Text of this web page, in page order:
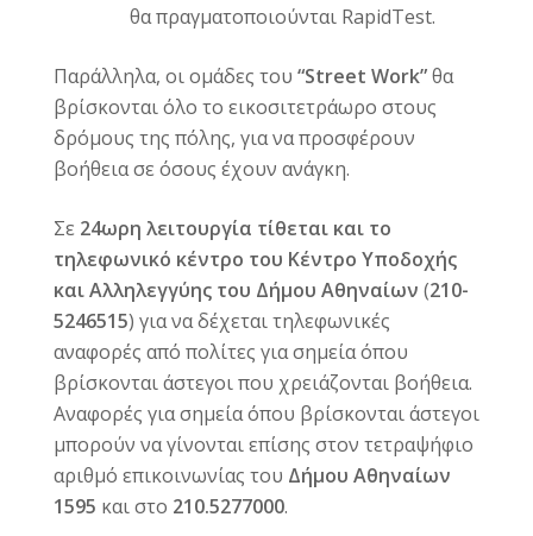
θα πραγματοποιούνται RapidTest.
Παράλληλα, οι ομάδες του “Street Work”θα
βρίσκονται όλο το εικοσιτετράωρο στους
δρόμους της πόλης, για να προσφέρουν
βοήθεια σε όσους έχουν ανάγκη.
Σε 24ωρη λειτουργία τίθεται και το
τηλεφωνικό κέντρο του Κέντρο Υποδοχής
και Αλληλεγγύης του Δήμου Αθηναίων (210-
5246515) για να δέχεται τηλεφωνικές
αναφορές από πολίτες για σημεία όπου
βρίσκονται άστεγοι που χρειάζονται βοήθεια.
Αναφορές για σημεία όπου βρίσκονται άστεγοι
μπορούν να γίνονται επίσης στον τετραψήφιο
αριθμό επικοινωνίας του Δήμου Αθηναίων
1595 και στο 210.5277000.